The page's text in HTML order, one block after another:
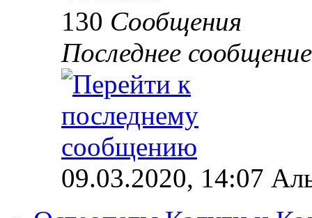
130 Сообщения
Последнее сообщение
09.03.2020, 14:07